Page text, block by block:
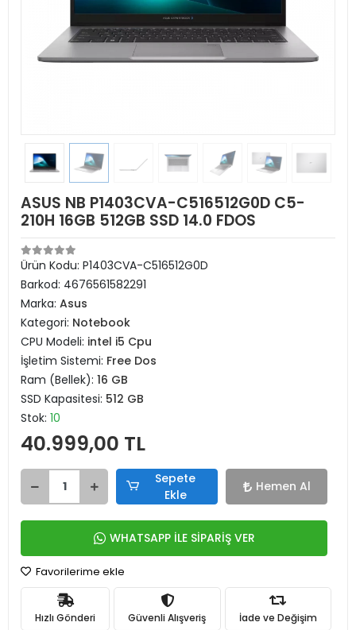
ASUS NB P1403CVA-C516512G0D C5-
210H 16GB 512GB SSD 14.0 FDOS
Ürün Kodu: P1403CVA-C516512G0D
Barkod: 4676561582291
Marka: Asus
Kategori: Notebook
CPU Modeli: intel i5 Cpu
İşletim Sistemi: Free Dos
Ram (Bellek): 16 GB
SSD Kapasitesi: 512 GB
Stok: 10
40.999,00 TL
Sepete
Ekle
Hemen Al
WHATSAPP İLE SİPARİŞ VER
Favorilerime ekle
Hızlı Gönderi Güvenli Alışveriş İade ve Değişim